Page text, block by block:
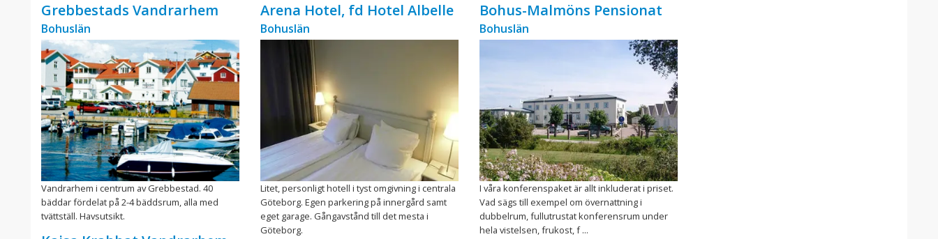
Grebbestads Vandrarhem
Bohuslän
Vandrarhem i centrum av Grebbestad. 40
bäddar fördelat på 2-4 bäddsrum, alla med
tvättställ. Havsutsikt.
Arena Hotel, fd Hotel Albelle
Bohuslän
Litet, personligt hotell i tyst omgivning i centrala
Göteborg. Egen parkering på innergård samt
eget garage. Gångavstånd till det mesta i
Göteborg.
Bohus-Malmöns Pensionat
Bohuslän
I våra konferenspaket är allt inkluderat i priset.
Vad sägs till exempel om övernattning i
dubbelrum, fullutrustat konferensrum under
hela vistelsen, frukost, f ...